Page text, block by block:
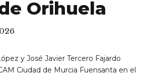
Orihuela
y José Javier Tercero Fajardo
Ciudad de Murcia Fuensanta en el